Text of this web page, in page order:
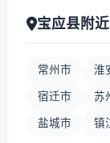
宝应县附
常州市 淮
宿迁市 苏
盐城市 镇